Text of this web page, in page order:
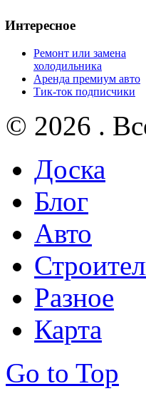
Интересное
Ремонт или замена
холодильника
Аренда премиум авто
Тик-ток подписчики
© 2026 .
Доска
Блог
Авто
Разное
Карта
Go to Top